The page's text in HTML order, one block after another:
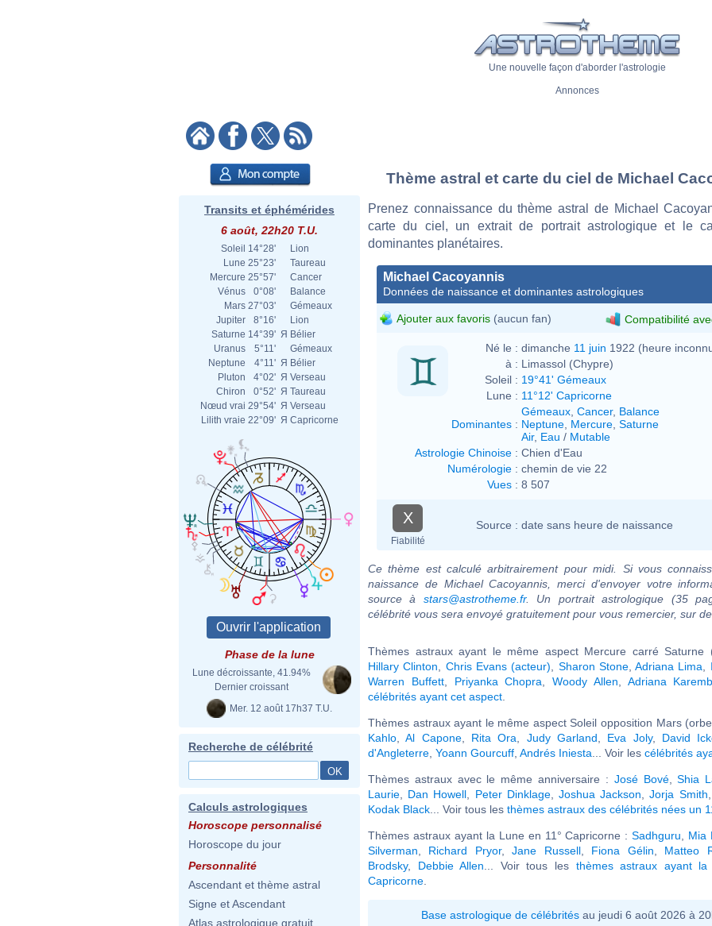
Une nouvelle façon d'aborder l'astrologie
Annonces
Transits et éphémérides
6 août, 22h20 T.U.
Soleil 14°28'
Lion
Lune 25°23'
Taureau
Mercure 25°57'
Cancer
Vénus
0°08'
Balance
Mars 27°03'
Gémeaux
Jupiter
8°16'
Lion
Saturne 14°39' Я Bélier
Uranus
5°11'
Gémeaux
Neptune
4°11' Я Bélier
Pluton
4°02' Я Verseau
Chiron
0°52' Я Taureau
Nœud vrai 29°54' Я Verseau
Lilith vraie 22°09' Я Capricorne
Phase de la lune
Lune décroissante, 41.94%
Dernier croissant
Mer. 12 août 17h37 T.U.
Recherche de célébrité
Calculs astrologiques
Horoscope personnalisé
Horoscope du jour
Personnalité
Ascendant et thème astral
Signe et Ascendant
Atlas astrologique gratuit
Thème astral et carte du ciel de Michael
Prenez connaissance du thème astral de Michael
carte du ciel, un extrait de portrait astrologique et le
dominantes planétaires.
Michael Cacoyannis
Données de naissance et dominantes astrologiques
Ajouter aux favoris (aucun fan) Compatibilité
Né le : dimanche 11 juin 1922 (heure
à : Limassol (Chypre)
Soleil : 19°41' Gémeaux
Lune : 11°12' Capricorne
Dominantes :
Gémeaux Cancer, Balance
Neptune Mercure Saturne
Air, Eau / Mutable
Astrologie Chinoise : Chien d'Eau
Numérologie : chemin de vie 22
Vues : 8 507
X
Fiabilité
Source : date sans heure de naissance
Ce thème est calculé arbitrairement pour midi. Si vous
naissance de Michael Cacoyannis, merci d'envoyer votre
source à stars@astrotheme.fr. Un portrait astrologique (35
célébrité vous sera envoyé gratuitement pour vous remercier, sur
Thèmes astraux ayant le même aspect Mercure carré Saturne
Hillary Clinton
Chris Evans (acteur) Sharon Stone,Adriana Lima
Warren Buffett, Priyanka Chopra ,Woody Allen Adriana
célébrités ayant cet aspect
Thèmes astraux ayant le même aspect Soleil opposition Mars
Kahlo ,Al Capone, Rita Ora Judy Garland Eva Joly, David
d'Angleterre Yoann Gourcuff Andrés Iniesta ... Voir les célébrités
Thèmes astraux avec le même anniversaire : José Bové,Shia
Laurie
Dan Howell Peter Dinklage,Joshua Jackson ,Jorja Smith
Kodak Black ... Voir tous les thèmes astraux des célébrités nées un
Thèmes astraux ayant la Lune en 11° Capricorne :Sadhguru Mia
Silverman
Richard Pryor,Jane Russell, Fiona Gélin Matteo
Brodsky, Debbie Allen ... Voir tous les thèmes astraux ayant
Capricorne
Base astrologique de célébritésau jeudi 6 août 2026 à